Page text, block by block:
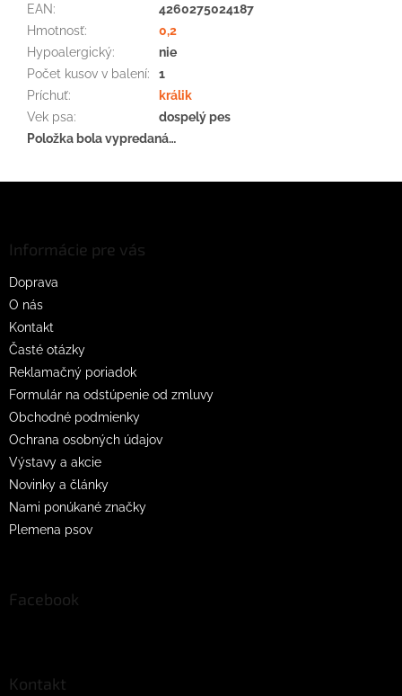
EAN:
4260275024187
Hmotnosť:
0,2
Hypoalergický:
nie
Počet kusov v balení:
1
Príchuť:
králik
Vek psa:
dospelý pes
Položka bola vypredaná…
Informácie pre vás
Doprava
O nás
Kontakt
Časté otázky
Reklamačný poriadok
Formulár na odstúpenie od zmluvy
Obchodné podmienky
Ochrana osobných údajov
Výstavy a akcie
Novinky a články
Nami ponúkané značky
Plemena psov
Facebook
Kontakt